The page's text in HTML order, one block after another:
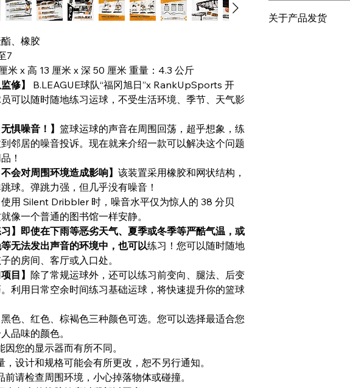
、橡胶
7
米 x 高 13 厘米 x 深 50 厘米 重量：4.3 公斤
修】
B.LEAGUE球队“福冈旭日”x RankUpSports 开
可以随时随地练习运球，不受生活环境、季节、天气影
惧噪音！】 篮球运球的声音在周围回荡，超乎想象，练
邻居的噪音投诉。现在就来介绍一款可以解决这个问题
！
不会对周围环境造成影响】 该装置采用橡胶和网状结构，
球。弹跳力强，但几乎没有噪音！
使用 Silent Dribbler 时，噪音水平仅为惊人的 38 分贝
就像一个普通的图书馆一样安静。
习】即使在下雨等恶劣天气、夏季或冬季等严酷气温，或
无法发出声音的环境中，也可以练习！您可以随时随地
的房间、客厅或入口处。
目】 除了常规运球外，还可以练习前变向、腿法、后变
利用日常空余时间练习基础运球，将快速提升你的篮球
黑色、红色、棕褐色三种颜色可选。您可以选择最适合您
品味的颜色。
您的显示器而有所不同。
，设计和规格可能会有所更改，恕不另行通知。
前请检查周围环境，小心掉落物体或碰撞。
后 7 天内联系我们。
关于产品发货